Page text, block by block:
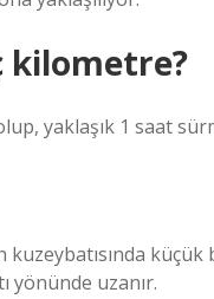
kilometre?
yaklaşık 1 saat
kuzeybatısında
yönünde uzanır.